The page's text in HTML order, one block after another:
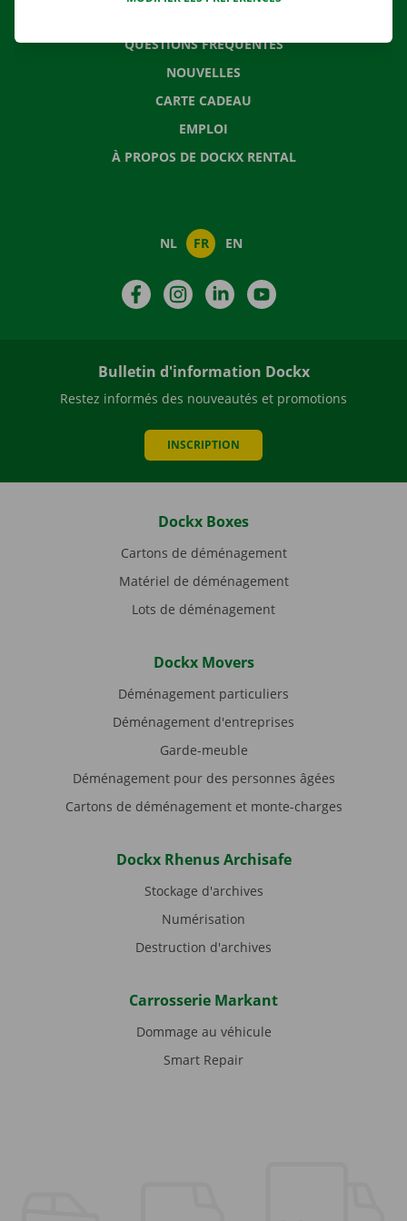
QUESTIONS FRÉQUENTES
NOUVELLES
CARTE CADEAU
EMPLOI
À PROPOS DE DOCKX RENTAL
NL FR EN
FacebookInstagramLinkedIn
Bulletin d'information Dockx
Restez informés des nouveautés et promotions
INSCRIPTION
Dockx Boxes
Cartons de déménagement
Matériel de déménagement
Lots de déménagement
Dockx Movers
Déménagement particuliers
Déménagement d'entreprises
Garde-meuble
Déménagement pour des personnes âgées
Cartons de déménagement et monte-charges
Dockx Rhenus Archisafe
Stockage d'archives
Numérisation
Destruction d'archives
Carrosserie Markant
Dommage au véhicule
Smart Repair